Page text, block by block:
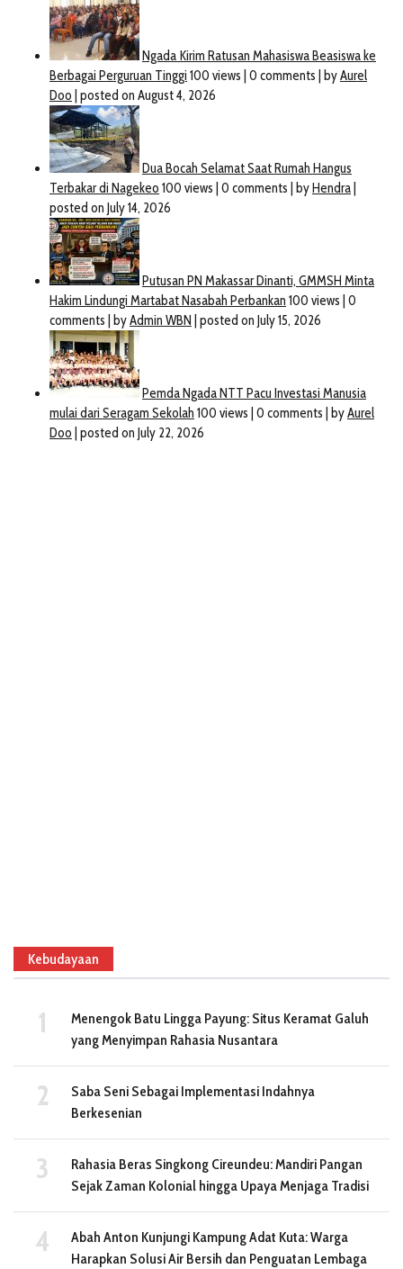
Kebudayaan
Menengok Batu Lingga Payung: Situs Keramat Galuh
yang Menyimpan Rahasia Nusantara
Saba Seni Sebagai Implementasi Indahnya
Berkesenian
Rahasia Beras Singkong Cireundeu: Mandiri Pangan
Sejak Zaman Kolonial hingga Upaya Menjaga Tradisi
Abah Anton Kunjungi Kampung Adat Kuta: Warga
Harapkan Solusi Air Bersih dan Penguatan Lembaga